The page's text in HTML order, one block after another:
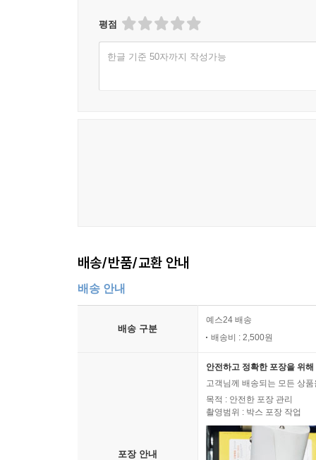
평점
한글 기준 50자까지 작성가능
배송/반품/교환 안내
배송 안내
배송 구분
예스24 배송
배송비 : 2,500원
포장 안내
안전하고 정확한 포장을 위
고객님께 배송되는 모든 상
목적 : 안전한 포장 관리
촬영범위 : 박스 포장 작업